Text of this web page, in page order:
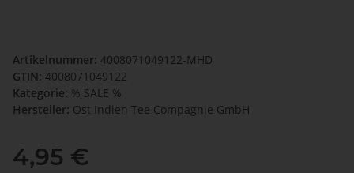
Artikelnummer: 4008071049122-MHD
GTIN: 4008071049122
Kategorie: % SALE %
Hersteller: Ost Indien Tee Compagnie GmbH
4,95 €